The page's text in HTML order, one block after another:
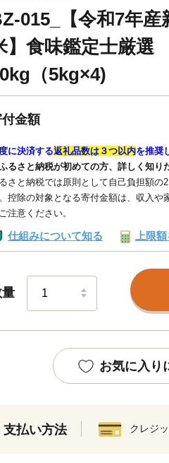
015_【令和7年
】食味鑑定士厳
（5kg×4)
金額
に決済する返礼品数は３つ以内を推奨
るさと納税が初めての方、詳しく知り
さと納税では原則として自己負担額の
控除の対象となる寄付金額は、収入
注意ください。
仕組みについて知る 上限
お気に入り
支払い方法 クレジ